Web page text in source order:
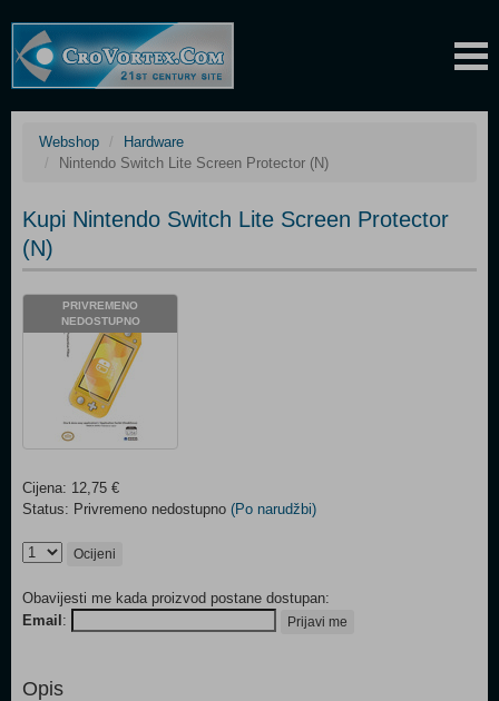
Webshop
Hardware
Nintendo Switch Lite Screen Protector (N)
Kupi Nintendo Switch Lite Screen Protector
(N)
PRIVREMENO
NEDOSTUPNO
Cijena: 12,75 €
Status: Privremeno nedostupno (Po narudžbi)
Ocijeni
Obavijesti me kada proizvod postane dostupan:
Email : Prijavi me
Opis